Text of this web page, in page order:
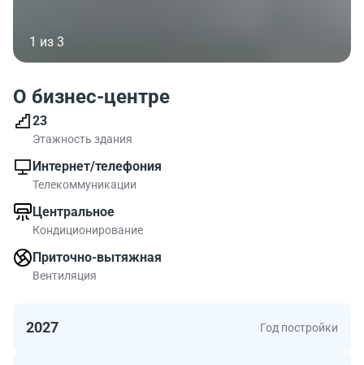
1 из 3
О бизнес-центре
23
Этажность здания
Интернет/телефония
Телекоммуникации
Центральное
Кондиционирование
Приточно-вытяжная
Вентиляция
2027 Год постройки